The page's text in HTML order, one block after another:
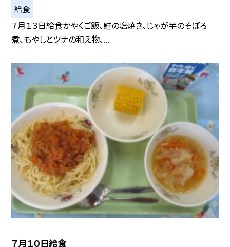
給食
７月１３日給食かやくご飯、鮭の塩焼き、じゃが芋のそぼろ
煮、もやしとツナの和え物、...
７月１０日給食